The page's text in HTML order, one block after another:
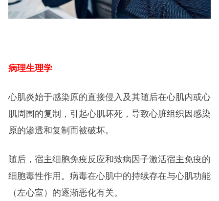
病理生理学
心肌炎始于感染原的直接侵入及其随后在心肌内或心
肌周围的复制，引起心肌坏死，导致心脏组织因感染
原的渗透和复制而被破坏。
随后，宿主细胞免疫反应和致病因子激活宿主免疫的
细胞毒性作用。病毒在心肌中的持续存在与心肌功能
（左心室）的逐渐恶化有关。